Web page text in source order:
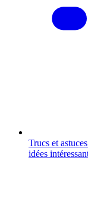
Trucs et astuces
idées